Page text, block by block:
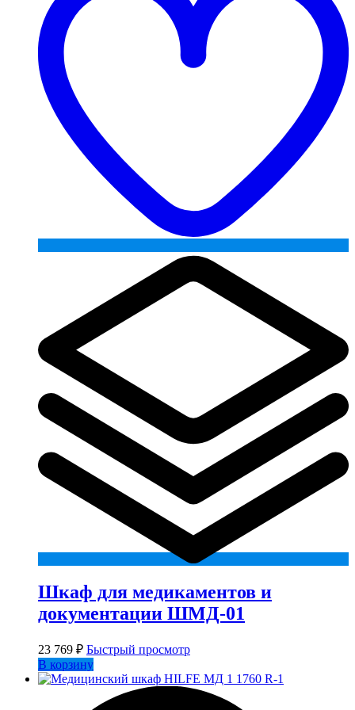
Шкаф для медикаментов и
документации ШМД-01
23 769 ₽ Быстрый просмотр
В корзину